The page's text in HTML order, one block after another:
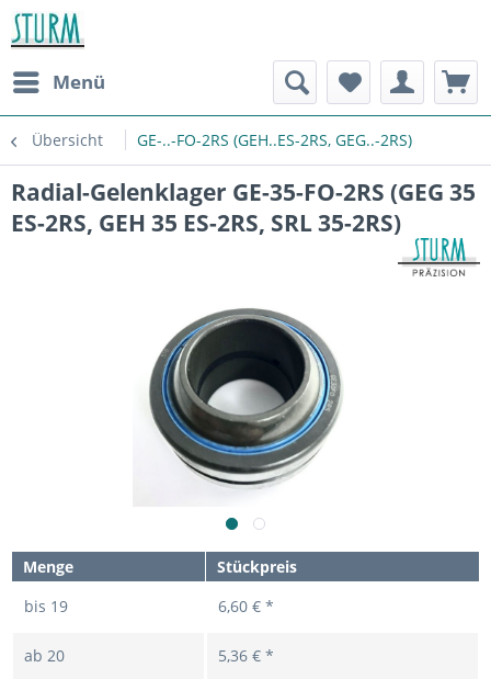
Menü
Übersicht GE-..-FO-2RS (GEH..ES-2RS, GEG..-2RS)
Radial-Gelenklager GE-35-FO-2RS (GEG 35
ES-2RS, GEH 35 ES-2RS, SRL 35-2RS)
Menge
Stückpreis
bis 19 6,60 € *
ab 20 5,36 € *